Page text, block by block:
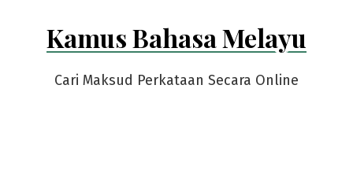
Kamus Bahasa Melayu
Cari Maksud Perkataan Secara Online